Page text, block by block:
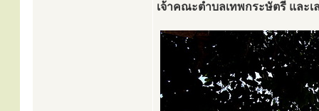
เจ้าคณะตำบลเทพกระษัตรี และ